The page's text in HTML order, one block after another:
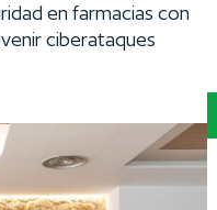
en farmacias con
ciberataques